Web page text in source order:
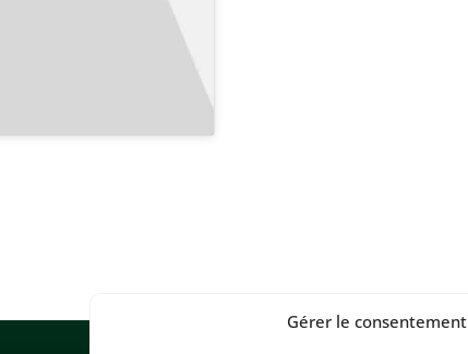
Gérer le consentement